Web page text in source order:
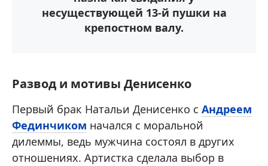
несуществующей 13-й пушки на
крепостном валу.
Развод и мотивы Денисенко
Первый брак Натальи Денисенко с Андреем
Фединчиком начался с моральной
дилеммы, ведь мужчина состоял в других
отношениях. Артистка сделала выбор в